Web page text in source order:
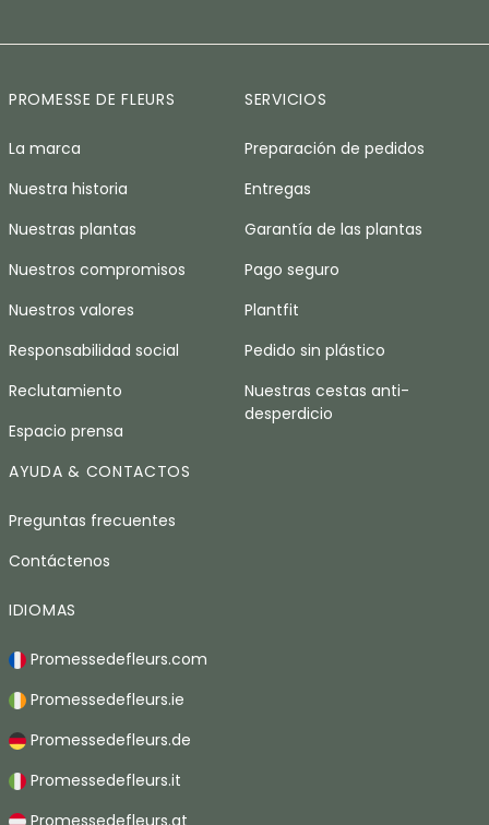
PROMESSE DE FLEURS
La marca
Nuestra historia
Nuestras plantas
Nuestros compromisos
Nuestros valores
Responsabilidad social
Reclutamiento
Espacio prensa
SERVICIOS
Preparación de pedidos
Entregas
Garantía de las plantas
Pago seguro
Plantfit
Pedido sin plástico
Nuestras cestas anti-
desperdicio
AYUDA & CONTACTOS
Preguntas frecuentes
Contáctenos
IDIOMAS
Promessedefleurs.com
Promessedefleurs.ie
Promessedefleurs.de
Promessedefleurs.it